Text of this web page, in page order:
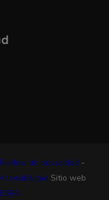
Política de privacidad -
Sitio web
ESPA